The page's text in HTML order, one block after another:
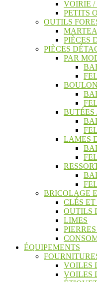
VOIRIE /
PETITS
OUTILS
PIÈCES
PIÈCES
PAR
BUTÉES
LAMES
BRICOLAGE
CLÉS
OUTILS
LIMES
ÉQUIPEMENTS
VOILES
VOILES